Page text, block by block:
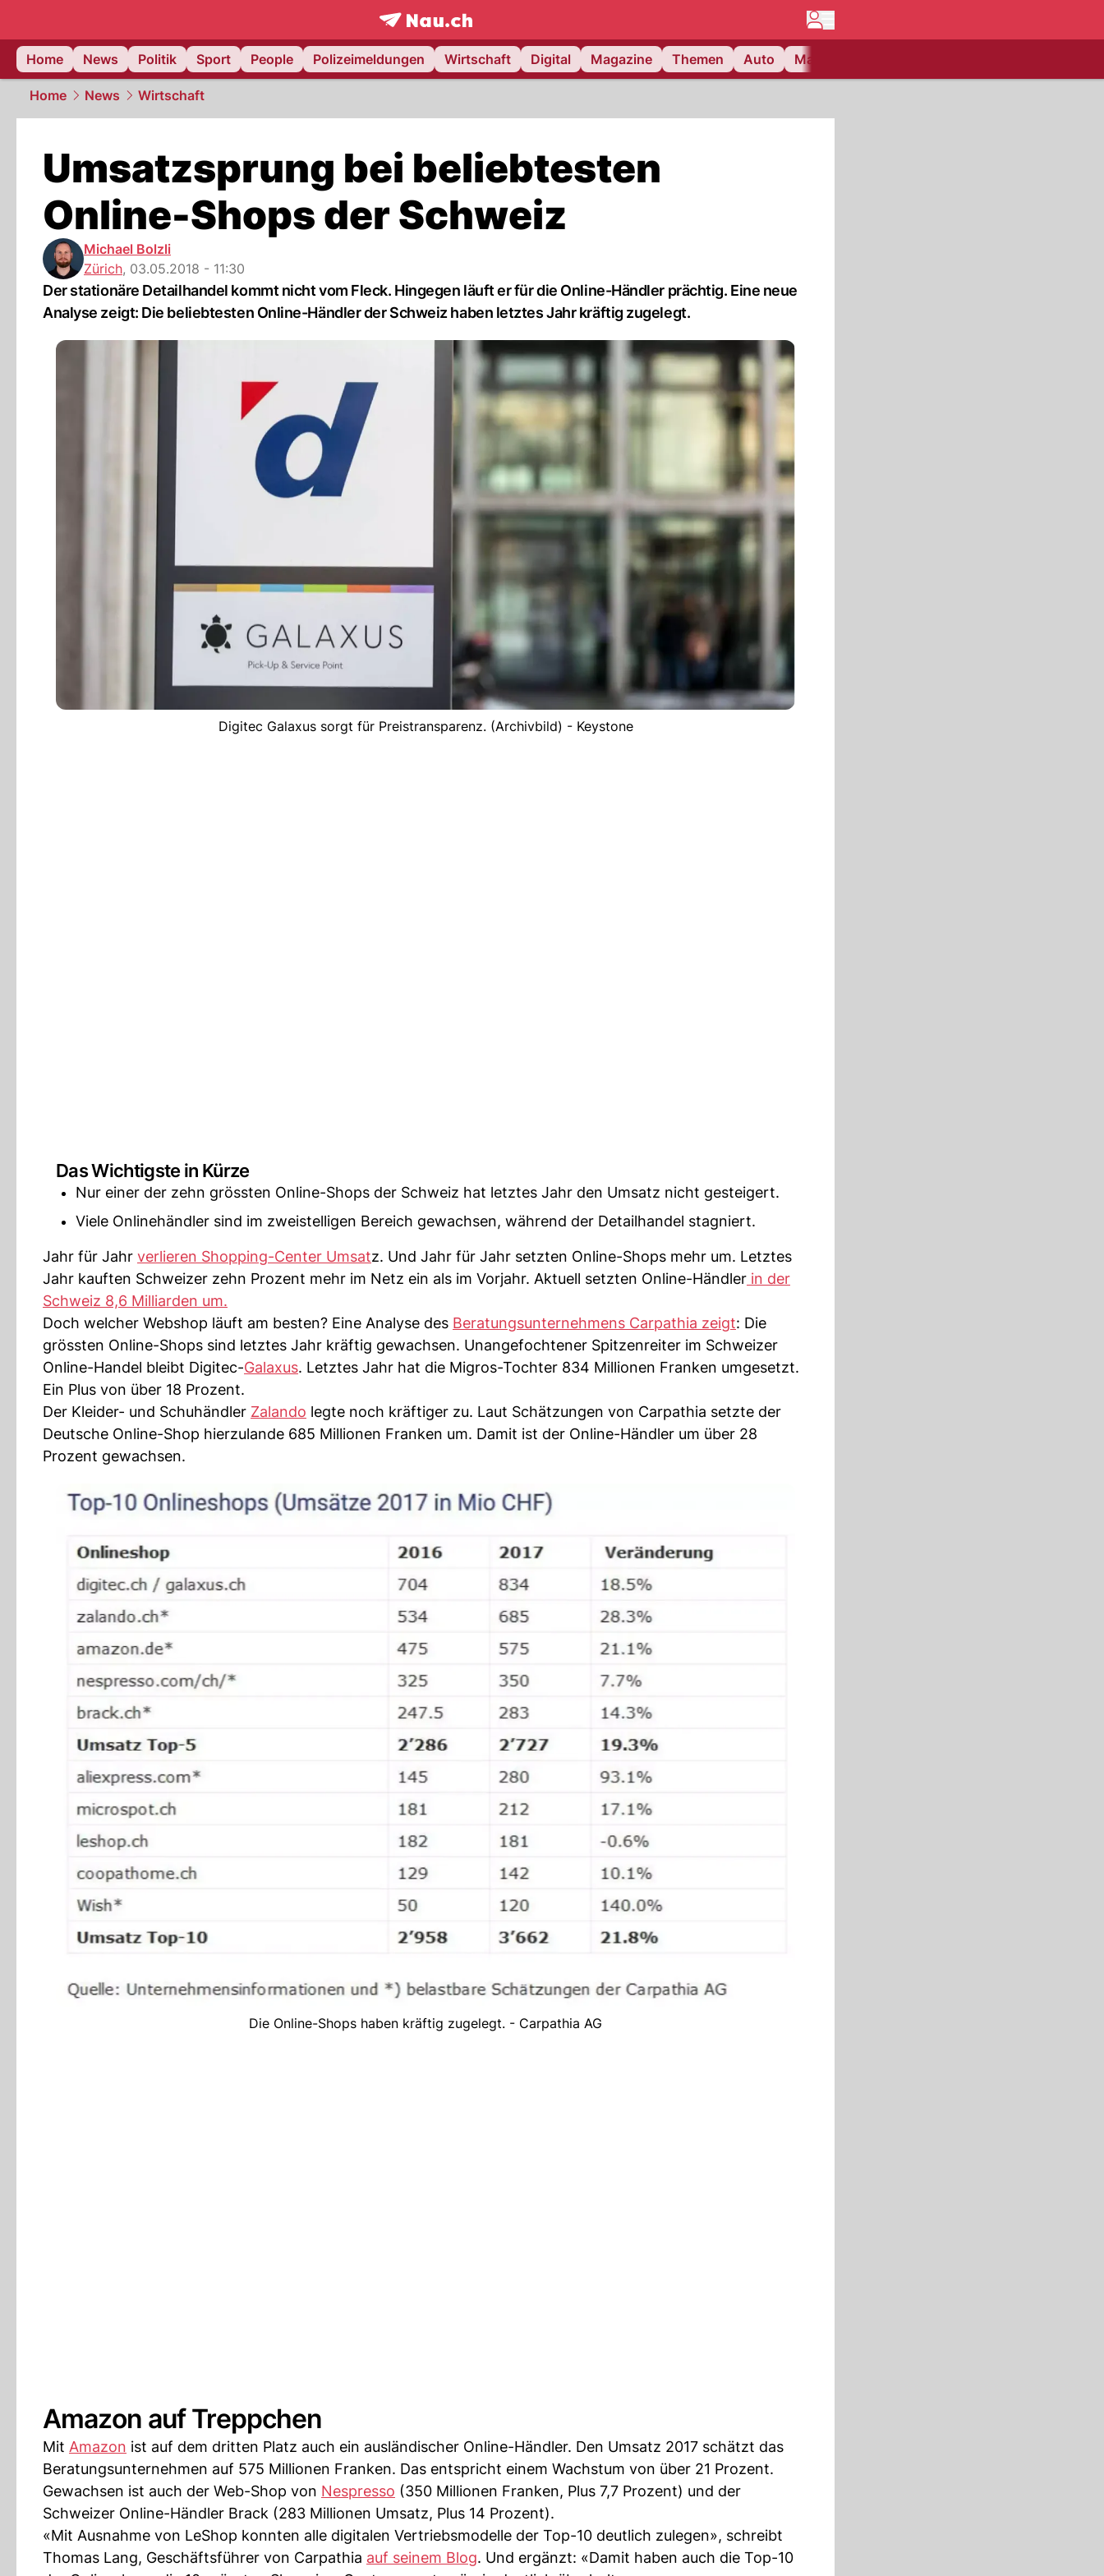
frontpage.NAU.ch
Home
News Politik Sport People Polizeimeldungen Wirtschaft Digital Magazine Themen Auto Matchcenter
Home News Wirtschaft
Umsatzsprung bei beliebtesten
Online-Shops der Schweiz
Michael Bolzli
Zürich, 03.05.2018 - 11:30
Der stationäre Detailhandel kommt nicht vom Fleck. Hingegen läuft er für die Online-Händler prächtig. Eine neue
Analyse zeigt: Die beliebtesten Online-Händler der Schweiz haben letztes Jahr kräftig zugelegt.
Digitec Galaxus sorgt für Preistransparenz. (Archivbild) - Keystone
Das Wichtigste in Kürze
Nur einer der zehn grössten Online-Shops der Schweiz hat letztes Jahr den Umsatz nicht gesteigert.
Viele Onlinehändler sind im zweistelligen Bereich gewachsen, während der Detailhandel stagniert.
Jahr für Jahr verlieren Shopping-Center Umsatz. Und Jahr für Jahr setzten Online-Shops mehr um. Letztes
Jahr kauften Schweizer zehn Prozent mehr im Netz ein als im Vorjahr. Aktuell setzten Online-Händler in der
Schweiz 8,6 Milliarden um.
Doch welcher Webshop läuft am besten? Eine Analyse des Beratungsunternehmens Carpathia zeigt: Die
grössten Online-Shops sind letztes Jahr kräftig gewachsen. Unangefochtener Spitzenreiter im Schweizer
Online-Handel bleibt Digitec-Galaxus. Letztes Jahr hat die Migros-Tochter 834 Millionen Franken umgesetzt.
Ein Plus von über 18 Prozent.
Der Kleider- und Schuhändler Zalando legte noch kräftiger zu. Laut Schätzungen von Carpathia setzte der
Deutsche Online-Shop hierzulande 685 Millionen Franken um. Damit ist der Online-Händler um über 28
Prozent gewachsen.
Die Online-Shops haben kräftig zugelegt. - Carpathia AG
Amazon auf Treppchen
Mit Amazon ist auf dem dritten Platz auch ein ausländischer Online-Händler. Den Umsatz 2017 schätzt das
Beratungsunternehmen auf 575 Millionen Franken. Das entspricht einem Wachstum von über 21 Prozent.
Gewachsen ist auch der Web-Shop von Nespresso (350 Millionen Franken, Plus 7,7 Prozent) und der
Schweizer Online-Händler Brack (283 Millionen Umsatz, Plus 14 Prozent).
«Mit Ausnahme von LeShop konnten alle digitalen Vertriebsmodelle der Top-10 deutlich zulegen», schreibt
Thomas Lang, Geschäftsführer von Carpathia auf seinem Blog. Und ergänzt: «Damit haben auch die Top-10